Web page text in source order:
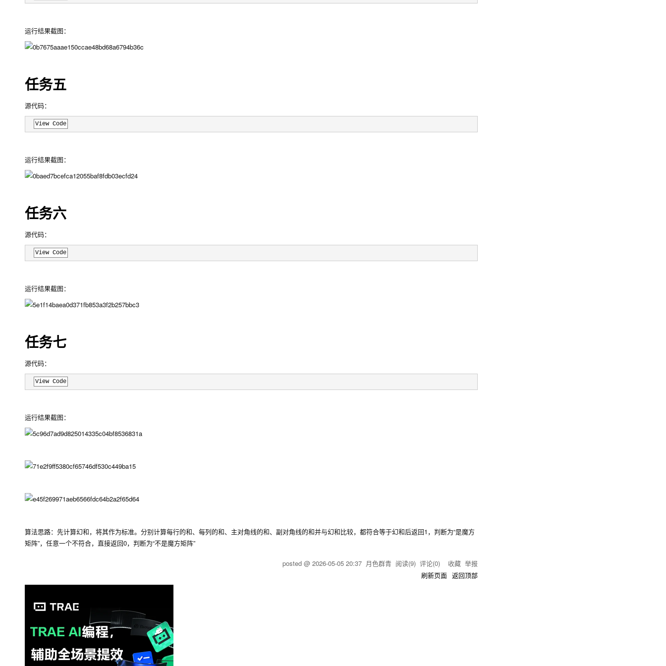
运行结果截图：
任务五
源代码：
View Code
运行结果截图：
任务六
源代码：
View Code
运行结果截图：
任务七
源代码：
View Code
运行结果截图：
算法思路：先计算幻和，将其作为标准。分别计算每行的和、每列的和、主对角线的和、副对角线的和并与幻和比较，都符合等于幻和后返回1，判断为“是魔方
矩阵”，任意一个不符合，直接返回0，判断为“不是魔方矩阵”
posted @ 2026-05-05 20:37 月色群青 阅读(9) 评论(0) 收藏 举报
刷新页面 返回顶部